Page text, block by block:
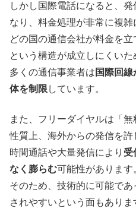
しかし国際電話になると、
なり、料金処理が非常に複雑
どの国の通信会社が料金を
という構造が成立しにくいた
多くの通信事業者は 国際回
体を制限 しています。
また、フリーダイヤルは「
性質上、海外からの発信を
時間通話や大量発信により 受
なく膨らむ可能性があります
そのため、技術的に可能で
されやすいという面もありま